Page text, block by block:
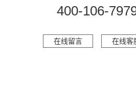
400-106-
在线留言 在线客